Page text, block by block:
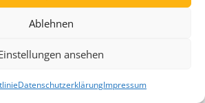
Ablehnen
ansehen
DatenschutzerklärungImpressum